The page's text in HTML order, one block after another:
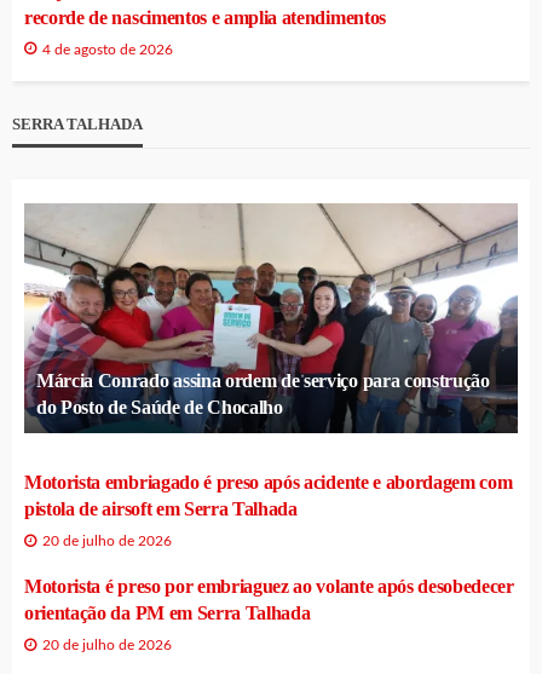
recorde de nascimentos e amplia atendimentos
4 de agosto de 2026
SERRA TALHADA
Márcia Conrado assina ordem de serviço para construção
do Posto de Saúde de Chocalho
Motorista embriagado é preso após acidente e abordagem com
pistola de airsoft em Serra Talhada
20 de julho de 2026
Motorista é preso por embriaguez ao volante após desobedecer
orientação da PM em Serra Talhada
20 de julho de 2026